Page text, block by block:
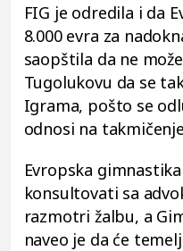
FIG je odredila i da
8.000 evra za
saopštila da ne
Tugolukovu da se
Igrama, pošto se
odnosi na
Evropska
konsultovati sa
razmotri žalbu, a
naveo je da će